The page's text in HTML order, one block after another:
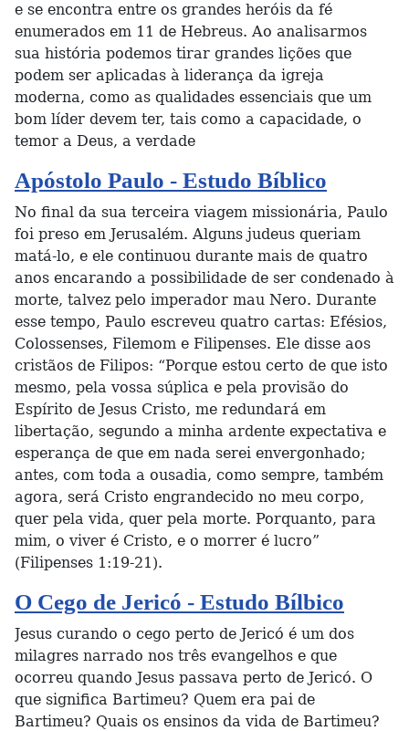
e se encontra entre os grandes heróis da fé
enumerados em 11 de Hebreus. Ao analisarmos
sua história podemos tirar grandes lições que
podem ser aplicadas à liderança da igreja
moderna, como as qualidades essenciais que um
bom líder devem ter, tais como a capacidade, o
temor a Deus, a verdade
Apóstolo Paulo - Estudo Bíblico
No final da sua terceira viagem missionária, Paulo
foi preso em Jerusalém. Alguns judeus queriam
matá-lo, e ele continuou durante mais de quatro
anos encarando a possibilidade de ser condenado à
morte, talvez pelo imperador mau Nero. Durante
esse tempo, Paulo escreveu quatro cartas: Efésios,
Colossenses, Filemom e Filipenses. Ele disse aos
cristãos de Filipos: “Porque estou certo de que isto
mesmo, pela vossa súplica e pela provisão do
Espírito de Jesus Cristo, me redundará em
libertação, segundo a minha ardente expectativa e
esperança de que em nada serei envergonhado;
antes, com toda a ousadia, como sempre, também
agora, será Cristo engrandecido no meu corpo,
quer pela vida, quer pela morte. Porquanto, para
mim, o viver é Cristo, e o morrer é lucro”
(Filipenses 1:19-21).
O Cego de Jericó - Estudo Bílbico
Jesus curando o cego perto de Jericó é um dos
milagres narrado nos três evangelhos e que
ocorreu quando Jesus passava perto de Jericó. O
que significa Bartimeu? Quem era pai de
Bartimeu? Quais os ensinos da vida de Bartimeu?